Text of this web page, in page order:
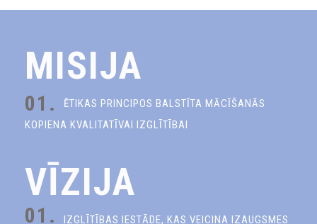
MISIJA
01.
ĒTIKAS PRINCIPOS BALSTĪTA MĀCĪŠANĀS
KOPIENA KVALITATĪVAI IZGLĪTĪBAI
VĪZIJA
01.
IZGLĪTĪBAS IESTĀDE, KAS VEICINA IZAUGSMES